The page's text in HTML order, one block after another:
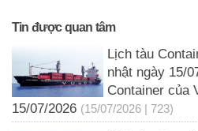
Tin được quan tâm
Lịch tàu
nhật ngày 15/
Container của
15/07/2026 (15/07/2026 | 723)